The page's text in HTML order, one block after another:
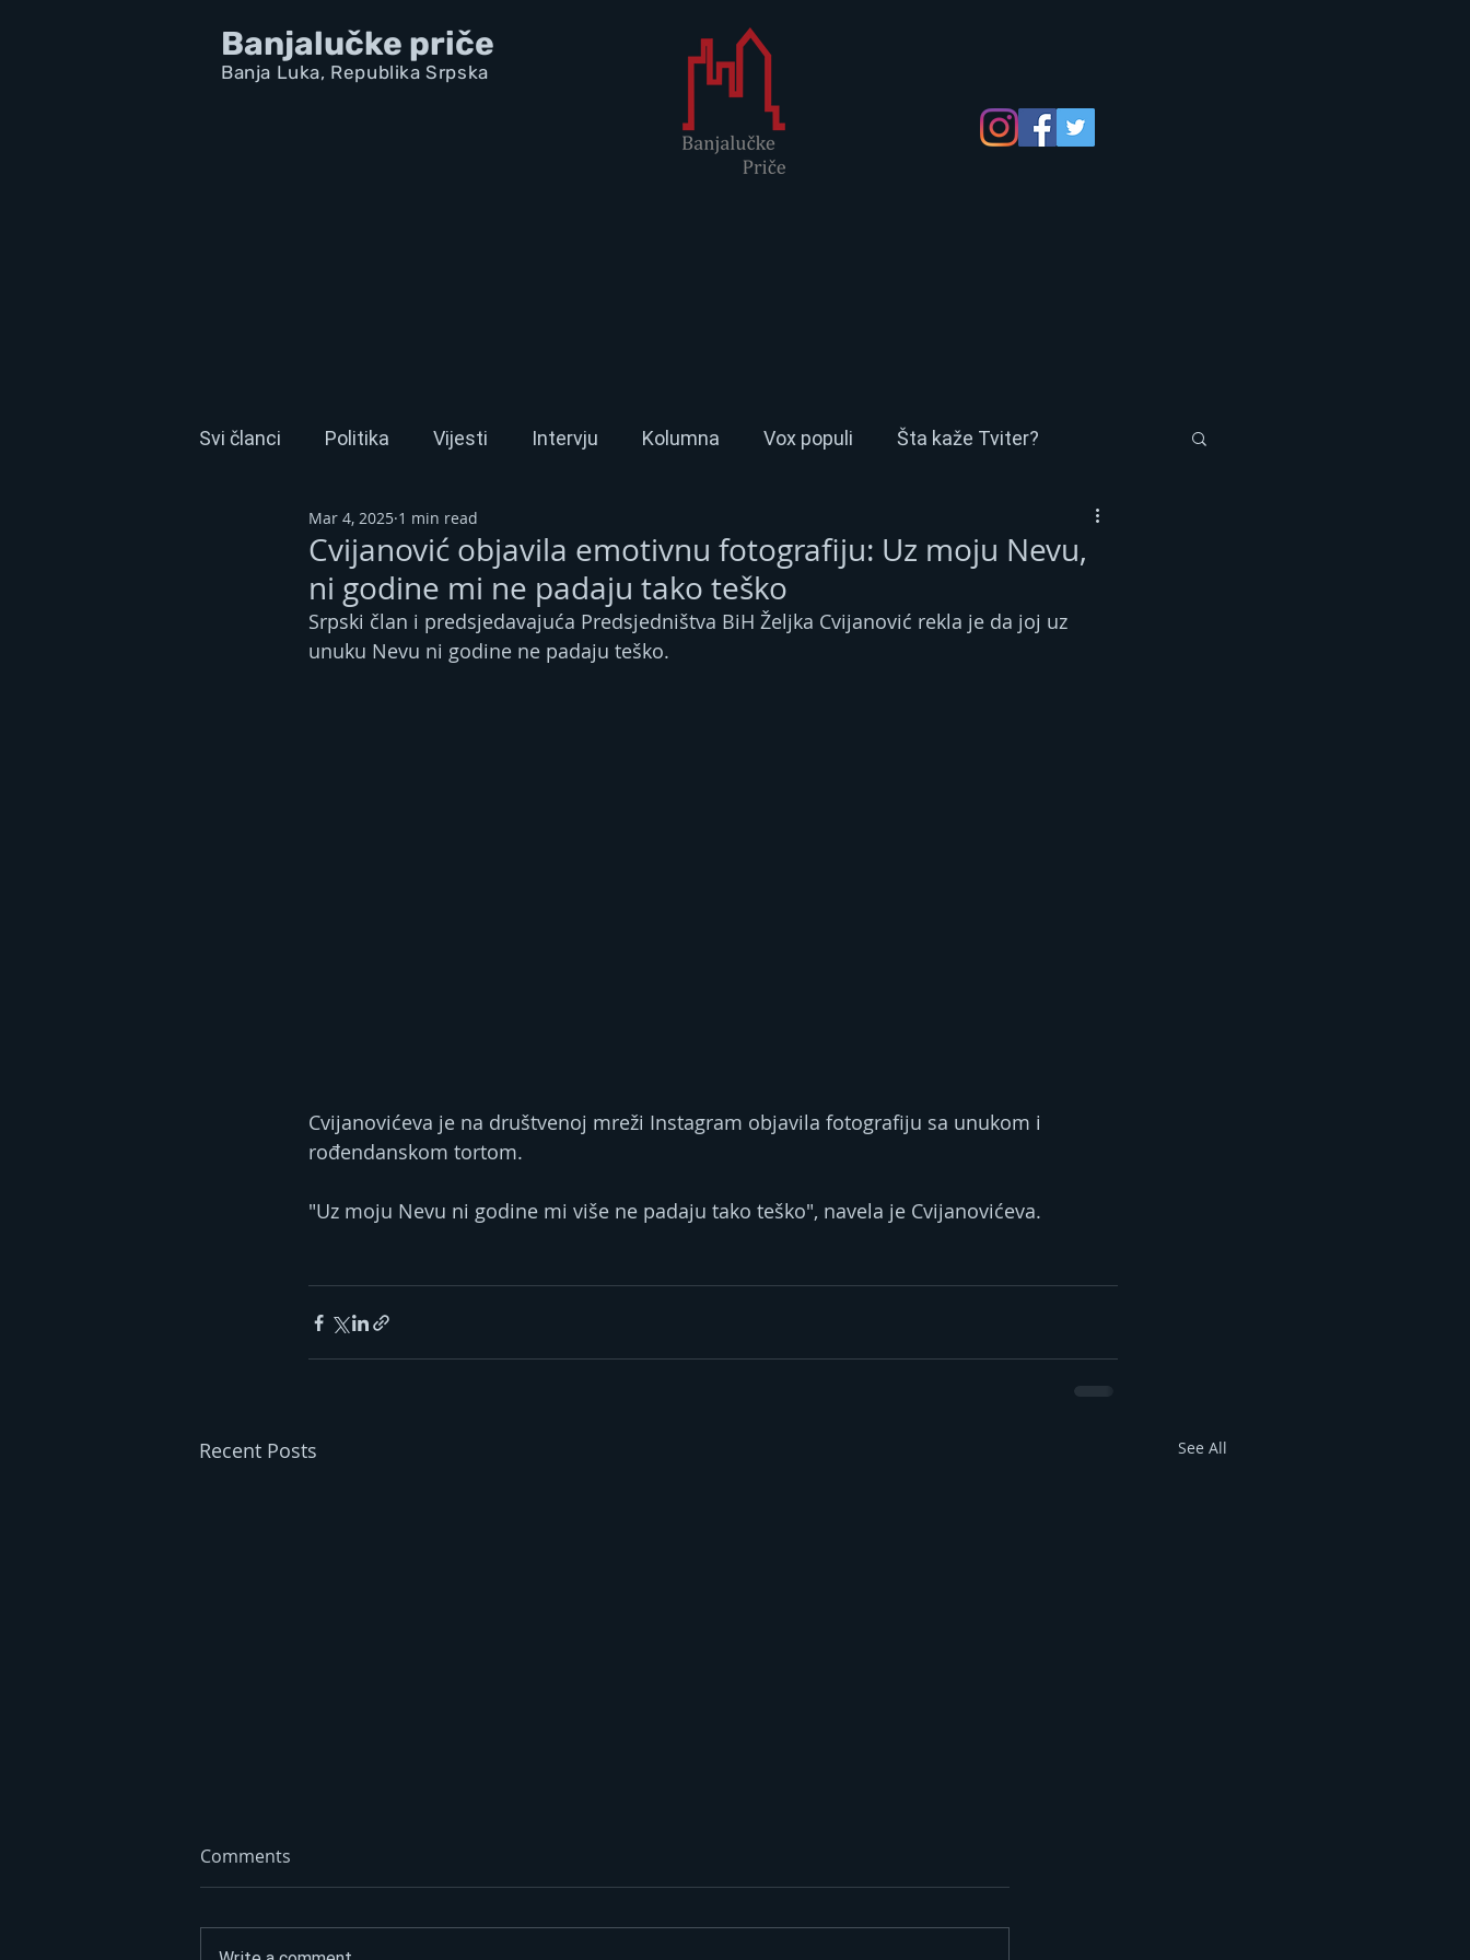
Banjalučke priče
Banja Luka, Republika Srpska
Svi članci Politika Vijesti Intervju Kolumna Vox populi Šta kaže Tviter?
Cvijanović objavila emotivnu fotografiju: Uz moju Nevu,
ni godine mi ne padaju tako teško
Mar 4, 2025 1 min read
Srpski član i predsjedavajuća Predsjedništva BiH Željka Cvijanović rekla je da joj uz
unuku Nevu ni godine ne padaju teško.
Cvijanovićeva je na društvenoj mreži Instagram objavila fotografiju sa unukom i
rođendanskom tortom.
"Uz moju Nevu ni godine mi više ne padaju tako teško", navela je Cvijanovićeva.
Recent Posts See All
Comments